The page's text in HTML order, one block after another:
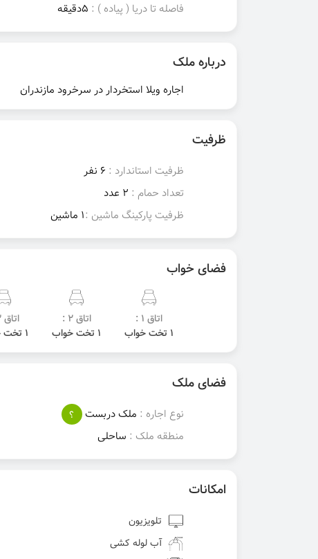
فاصله تا دریا ( پیاده ) : 5دقیقه
درباره ملک
اجاره ویلا استخردار در سرخرود مازندران
ظرفیت
ظرفیت استاندارد : 6 نفر
تعداد حمام : 2 عدد
ظرفیت پارکینگ ماشین :1 ماشین
فضای خواب
اتاق 1 :
1 تخت خواب
اتاق 2 :
1 تخت خواب
اتاق 3 :
1 تخت خواب
فضای ملک
نوع اجاره : ملک دربست ؟
منطقه ملک : ساحلی
امکانات
تلویزیون
آب لوله کشی